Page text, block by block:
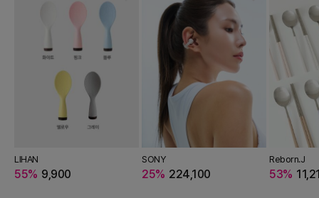
THE TILBURY
80,920 119,200
JJ JIGOTT
159,000
THE IZZAT
46%79,220
JJ JIGOTT
299,000
IZZAT COLLECTION IZZAT COLLECTION
68%
71,340
LUSIDA
35%96,840
LUSIDA
38%82,240
78%49,950 15%81,510
frifla
13,020 31,360
LIHAN
55% 9,900
SONY
25% 224,100
Reborn.J
53%